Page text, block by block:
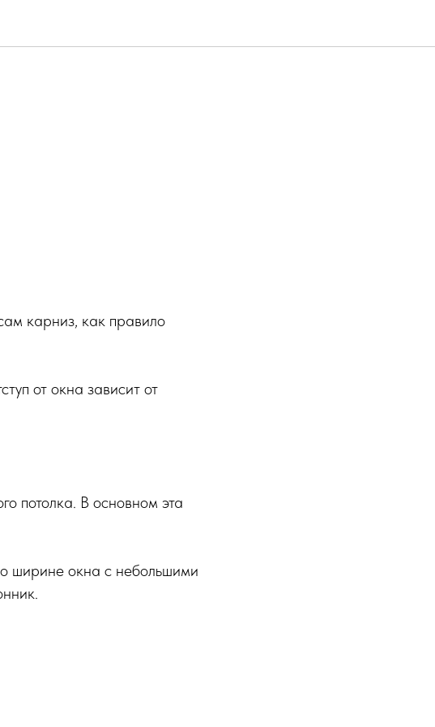
карниз, как правило
от окна зависит от
потолка. В основном эта
ширине окна с небольшими